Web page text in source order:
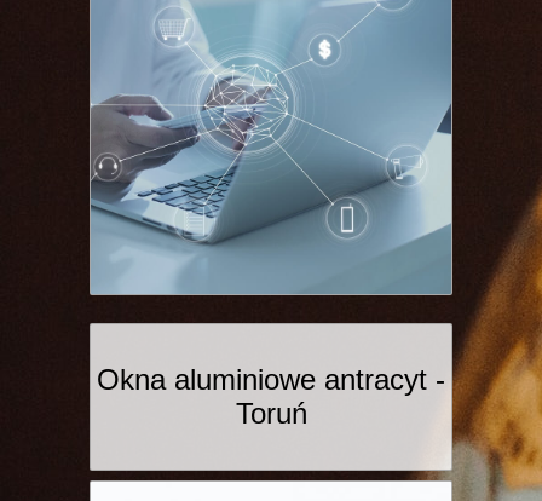
Okna aluminiowe antracyt -
Toruń